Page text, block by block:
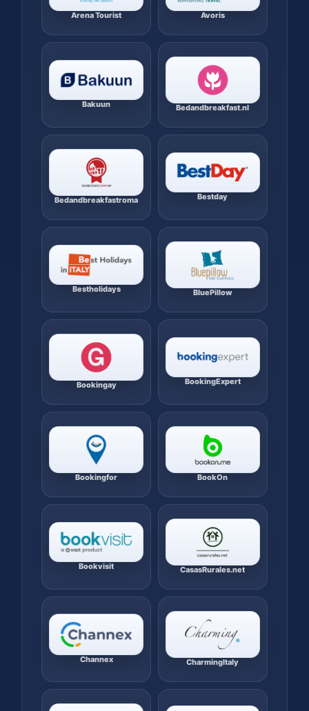
Arena Tourist Avoris
Bakuun Bedandbreakfast.nl
Bedandbreakfastroma Bestday
Bestholidays BluePillow
Bookingay BookingExpert
Bookingfor BookOn
Bookvisit CasasRurales.net
Channex CharmingItaly